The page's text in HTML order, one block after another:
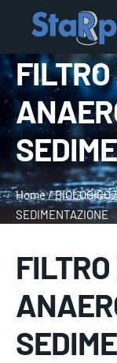
Home/BIOLOGICO
SEDIMENTAZIONE